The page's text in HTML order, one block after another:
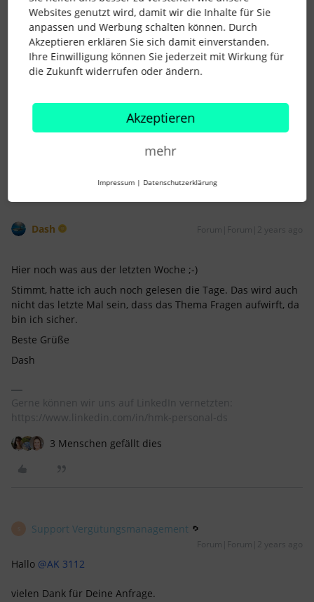
Jahren wiederholen sich leider….
Grüße
Andrea​​​​​​​
Dash Forum|Forum|2 years ago
Hier noch was aus der letzten Woche ;-)
Stimmt, hatte ich auch noch gelesen die Tage. Das wird auch
nicht das letzte Mal sein, dass das Thema Fragen aufwirft, da
bin ich sicher.
Beste Grüße
Dash
Gerne können wir uns auf LinkedIn vernetzten:
https://www.linkedin.com/in/hmk-personal-ds
3 Menschen gefällt dies
Support Vergütungsmanagement
Forum|Forum|2 years ago
Hallo @AK 3112
vielen Dank für Deine Anfrage.
Websites genutzt wird, damit wir die Inhalte für Sie
anpassen und Werbung schalten können. Durch
Akzeptieren erklären Sie sich damit einverstanden.
Ihre Einwilligung können Sie jederzeit mit Wirkung für
die Zukunft widerrufen oder ändern.
Akzeptieren
mehr
Impressum | Datenschutzerklärung